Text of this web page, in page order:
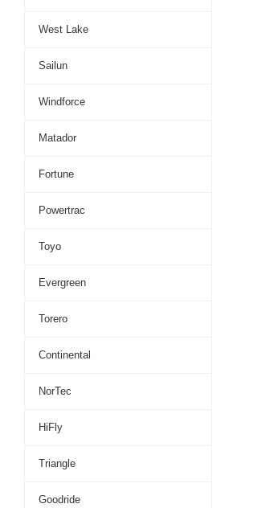
West Lake
Sailun
Windforce
Matador
Fortune
Powertrac
Toyo
Evergreen
Torero
Continental
NorTec
HiFly
Triangle
Goodride